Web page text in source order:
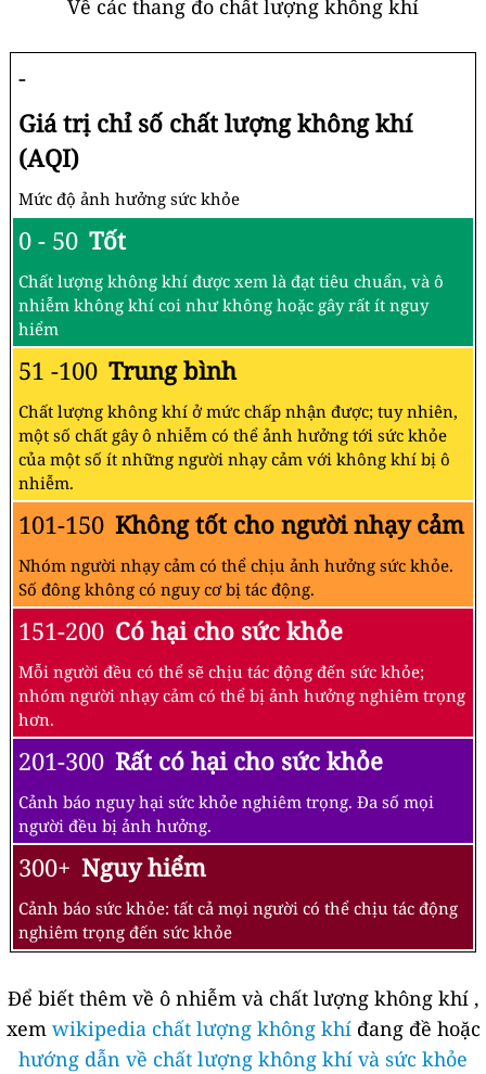
Về các thang đo chất lượng không khí
-
Giá trị chỉ số chất lượng không khí
(AQI)
Mức độ ảnh hưởng sức khỏe
0 - 50 Tốt
Chất lượng không khí được xem là đạt tiêu chuẩn, và ô
nhiễm không khí coi như không hoặc gây rất ít nguy
hiểm
51 -100 Trung bình
Chất lượng không khí ở mức chấp nhận được; tuy nhiên,
một số chất gây ô nhiễm có thể ảnh hưởng tới sức khỏe
của một số ít những người nhạy cảm với không khí bị ô
nhiễm.
101-150 Không tốt cho người nhạy cảm
Nhóm người nhạy cảm có thể chịu ảnh hưởng sức khỏe.
Số đông không có nguy cơ bị tác động.
151-200 Có hại cho sức khỏe
Mỗi người đều có thể sẽ chịu tác động đến sức khỏe;
nhóm người nhạy cảm có thể bị ảnh hưởng nghiêm trọng
hơn.
201-300 Rất có hại cho sức khỏe
Cảnh báo nguy hại sức khỏe nghiêm trọng. Đa số mọi
người đều bị ảnh hưởng.
300+ Nguy hiểm
Cảnh báo sức khỏe: tất cả mọi người có thể chịu tác động
nghiêm trọng đến sức khỏe
Để biết thêm về ô nhiễm và chất lượng không khí ,
xem wikipedia chất lượng không khíđang đề hoặc
hướng dẫn về chất lượng không khí và sức khỏe